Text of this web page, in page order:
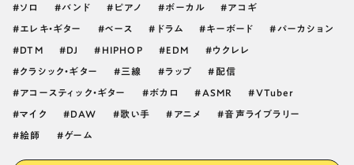
ソロ バンド ピアノ ボーカル アコギ
エレキ・ギター ベース ドラム キーボード パーカション
DTM DJ HIPHOP EDM ウクレレ
クラシック・ギター 三線 ラップ 配信
アコースティック・ギター ボカロ ASMR VTuber
マイク DAW 歌い手 アニメ 音声ライブラリー
絵師 ゲーム